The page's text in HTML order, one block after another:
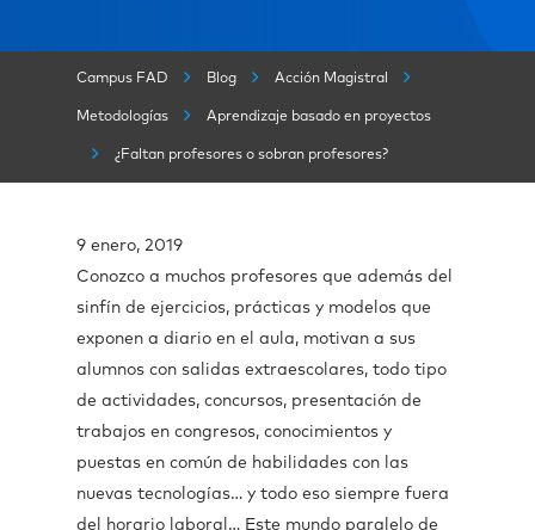
Campus FAD Blog Acción Magistral
Metodologías Aprendizaje basado en proyectos
¿Faltan profesores o sobran profesores?
9 enero, 2019
Conozco a muchos profesores que además del
sinfín de ejercicios, prácticas y modelos que
exponen a diario en el aula, motivan a sus
alumnos con salidas extraescolares, todo tipo
de actividades, concursos, presentación de
trabajos en congresos, conocimientos y
puestas en común de habilidades con las
nuevas tecnologías… y todo eso siempre fuera
del horario laboral… Este mundo paralelo de